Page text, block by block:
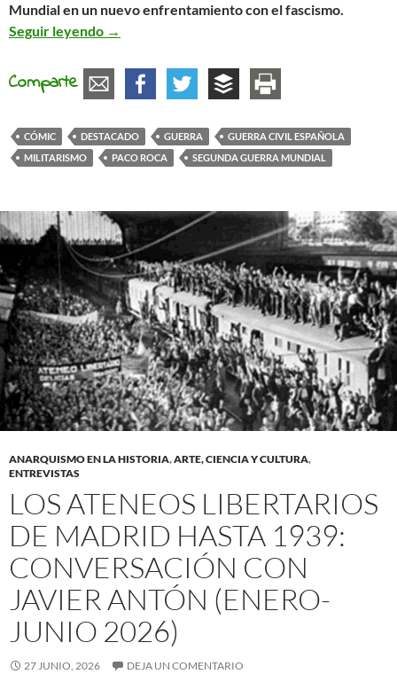
Mundial en un nuevo enfrentamiento con el fascismo.
Seguir leyendo Los surcos del azar
→
Comparte
CÓMIC DESTACADO GUERRA
GUERRA CIVIL ESPAÑOLA
MILITARISMO
PACO ROCA SEGUNDA GUERRA MUNDIAL
ANARQUISMO EN LA HISTORIA,ARTE, CIENCIA Y CULTURA,
ENTREVISTAS
LOS ATENEOS LIBERTARIOS
DE MADRID HASTA 1939:
CONVERSACIÓN CON
JAVIER ANTÓN (ENERO-
JUNIO 2026)
27 JUNIO, 2026 DEJA UN COMENTARIO